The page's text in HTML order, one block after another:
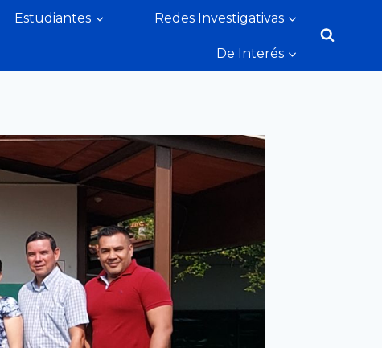
Estudiantes Redes Investigativas
De Interés